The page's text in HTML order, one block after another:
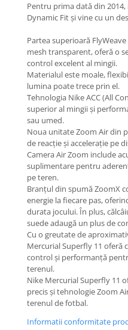
Pentru prima dată din
Dynamic Fit și vine cu un
Partea superioară
mesh transparent, oferă o
control excelent al mingii.
Materialul este moale,
lumina poate trece prin el.
Tehnologia Nike ACC (All
superior al mingii și
sau umed.
Noua unitate Zoom Air din
de reacție și accelerație pe
Camera Air Zoom include
suplimentare pentru
pe teren.
Branțul din spumă ZoomX
energie la fiecare pas,
durata jocului. În plus,
suede adaugă un plus de
Cu o greutate de
Mercurial Superfly 11 oferă
control și performanță
terenul.
Nike Mercurial Superfly 11
precis și tehnologie Zoom
terenul de fotbal.
Informatii conformitate